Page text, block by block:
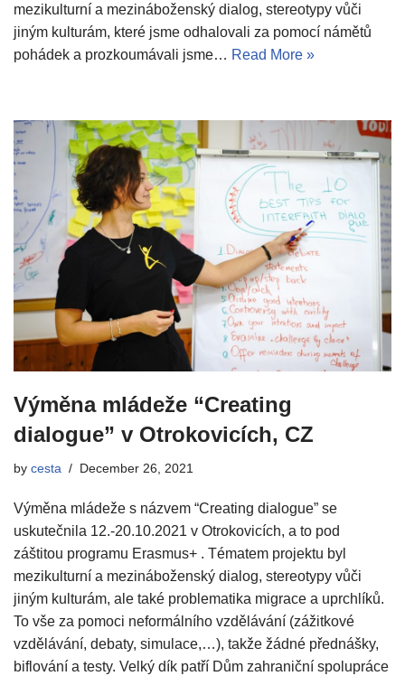
mezikulturní a mezináboženský dialog, stereotypy vůči
jiným kulturám, které jsme odhalovali za pomocí námětů
pohádek a prozkoumávali jsme… Read More »
Výměna mládeže “Creating
dialogue” v Otrokovicích, CZ
by cesta December 26, 2021
Výměna mládeže s názvem “Creating dialogue” se
uskutečnila 12.-20.10.2021 v Otrokovicích, a to pod
záštitou programu Erasmus+ . Tématem projektu byl
mezikulturní a mezináboženský dialog, stereotypy vůči
jiným kulturám, ale také problematika migrace a uprchlíků.
To vše za pomoci neformálního vzdělávání (zážitkové
vzdělávání, debaty, simulace,…), takže žádné přednášky,
biflování a testy. Velký dík patří Dům zahraniční spolupráce